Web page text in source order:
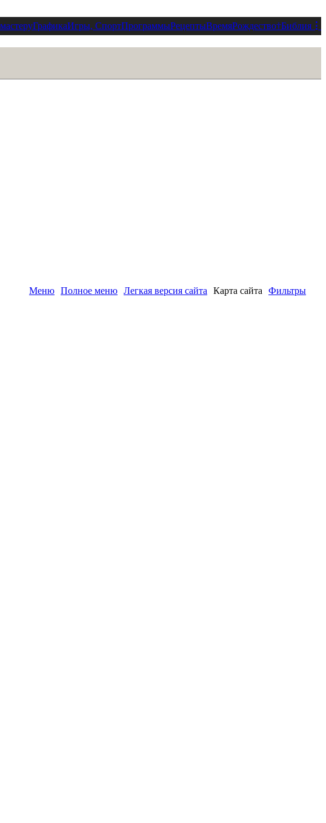
ГрафикаИгры, СпортПрограммыРецептыВремяРождество†Библия ⋮
Меню Полное меню Легкая версия сайта Карта сайта Фильтры